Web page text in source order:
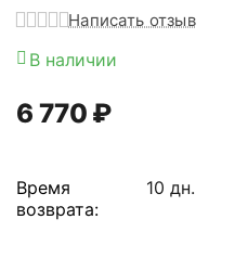
Написать отзыв
В наличии
6 770 ₽
Время
возврата:
10 дн.